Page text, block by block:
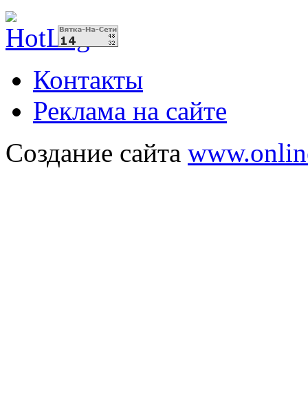
Контакты
Реклама на сайте
Создание сайта